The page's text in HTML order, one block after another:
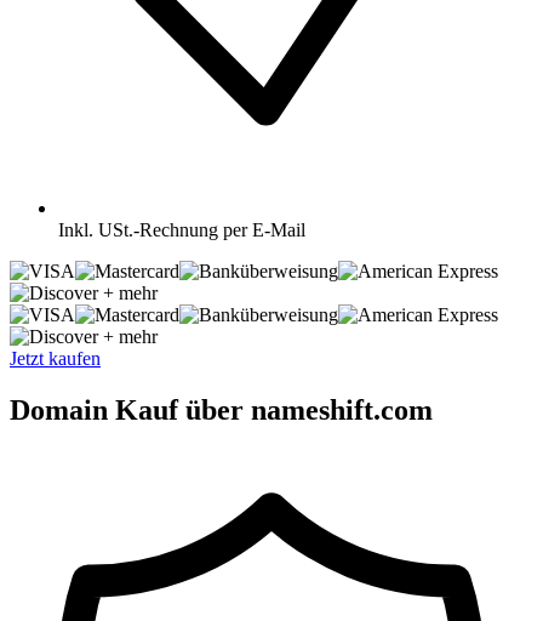
Inkl. USt.-Rechnung per E-Mail
+ mehr
+ mehr
Jetzt kaufen
Domain Kauf über nameshift.com